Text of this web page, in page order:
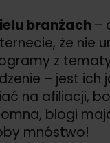
branżach –
że nie
z
– jest
na afiliacji,
blogi
mnóstwo!